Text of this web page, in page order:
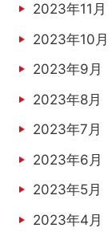
2023年11月
2023年10月
2023年9月
2023年8月
2023年7月
2023年6月
2023年5月
2023年4月